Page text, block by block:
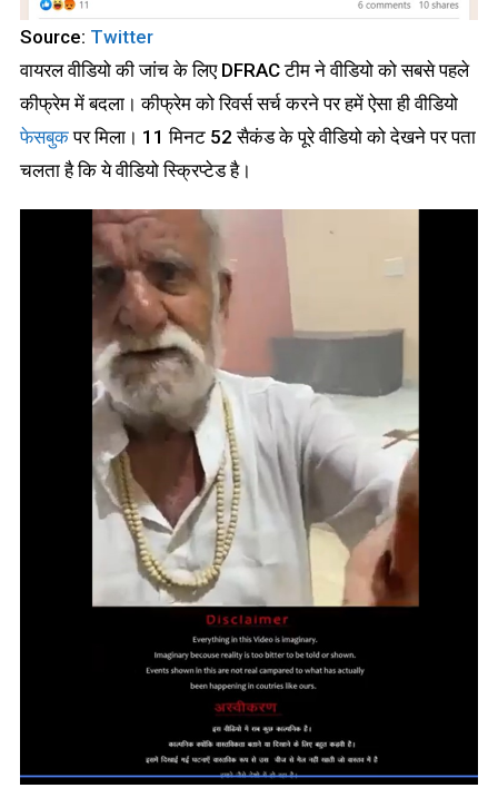
Source: Twitter
वायरल वीडियो की जांच के लिए DFRAC टीम ने वीडियो को सबसे पहले
कीफ्रेम में बदला। कीफ्रेम को रिवर्स सर्च करने पर हमें ऐसा ही वीडियो
फेसबुकपर मिला। 11 मिनट 52 सैकंड के पूरे वीडियो को देखने पर पता
चलता है कि ये वीडियो स्क्रिप्टेड है।